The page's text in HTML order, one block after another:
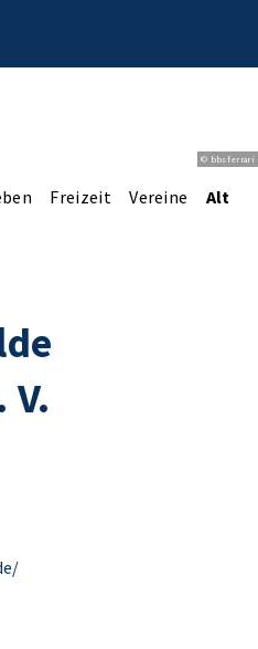
© bbsferrari
Freizeit Vereine